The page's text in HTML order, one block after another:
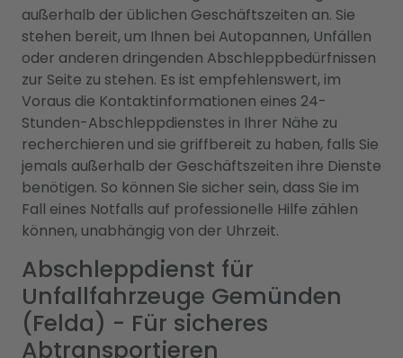
außerhalb der üblichen Geschäftszeiten an. Sie
stehen bereit, um Ihnen bei Autopannen, Unfällen
oder anderen dringenden Abschleppbedürfnissen
zur Seite zu stehen. Es ist empfehlenswert, im
Voraus die Kontaktinformationen eines 24-
Stunden-Abschleppdienstes in Ihrer Nähe zu
recherchieren und sie griffbereit zu haben, falls Sie
jemals außerhalb der Geschäftszeiten ihre Dienste
benötigen. So können Sie sicher sein, dass Sie im
Fall eines Notfalls auf professionelle Hilfe zählen
können, unabhängig von der Uhrzeit.
Abschleppdienst für
Unfallfahrzeuge Gemünden
(Felda) - Für sicheres
Abtransportieren